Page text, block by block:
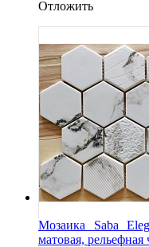
Oтложить
Мозаика Saba
матовая,